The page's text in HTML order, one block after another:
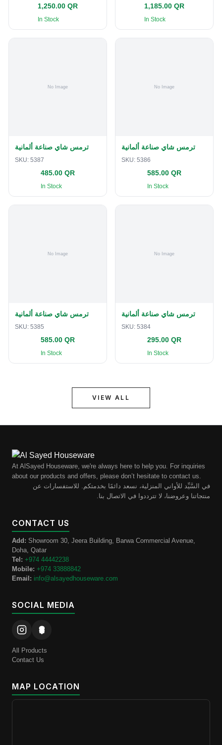
1,250.00 QR
In Stock
1,185.00 QR
In Stock
ترمس شاي صناعة ألمانية
SKU: 5387
485.00 QR
In Stock
ترمس شاي صناعة ألمانية
SKU: 5386
585.00 QR
In Stock
ترمس شاي صناعة ألمانية
SKU: 5385
585.00 QR
In Stock
ترمس شاي صناعة ألمانية
SKU: 5384
295.00 QR
In Stock
VIEW ALL
At AlSayed Houseware, we're always here to help you. For inquiries
about our products and offers, please don’t hesitate to contact us.
في السَّيِّد للأواني المنزلية، نسعد دائمًا بخدمتكم. للاستفسارات عن
منتجاتنا وعروضنا، لا تترددوا في الاتصال بنا.
CONTACT US
Add: Showroom 30, Jeera Building, Barwa Commercial Avenue,
Doha, Qatar
Tel: +974 44442238
Mobile: +974 33888842
Email: info@alsayedhouseware.com
SOCIAL MEDIA
All Products
Contact Us
MAP LOCATION